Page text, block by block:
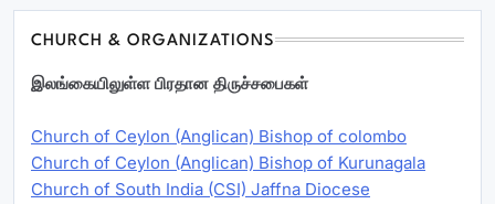
CHURCH & ORGANIZATIONS
இலங்கையிலுள்ள பிரதான திருச்சபைகள்
Church of Ceylon (Anglican) Bishop of colombo
Church of Ceylon (Anglican) Bishop of Kurunagala
Church of South India (CSI) Jaffna Diocese